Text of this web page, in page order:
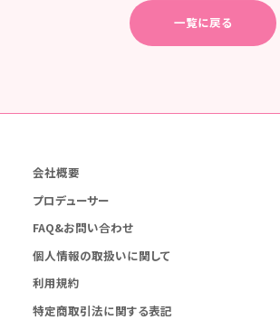
一覧に戻る
会社概要
プロデューサー
FAQ&お問い合わせ
個人情報の取扱いに関して
利用規約
特定商取引法に関する表記